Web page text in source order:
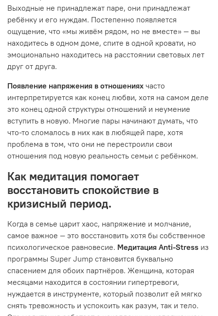
Выходные не принадлежат паре, они принадлежат
ребёнку и его нуждам. Постепенно появляется
ощущение, что «мы живём рядом, но не вместе» — вы
находитесь в одном доме, спите в одной кровати, но
эмоционально находитесь на расстоянии световых лет
друг от друга.
Появление напряжения в отношениях часто
интерпретируется как конец любви, хотя на самом деле
это конец одной структуры отношений и неумение
вступить в новую. Многие пары начинают думать, что
что-то сломалось в них как в любящей паре, хотя
проблема в том, что они не перестроили свои
отношения под новую реальность семьи с ребёнком.
Как медитация помогает
восстановить спокойствие в
кризисный период.
Когда в семье царит хаос, напряжение и молчание,
самое важное — это восстановить хотя бы собственное
психологическое равновесие. Медитация Anti-Stress из
программы Super Jump становится буквально
спасением для обоих партнёров. Женщина, которая
месяцами находится в состоянии гипертревоги,
нуждается в инструменте, который позволит ей мягко
снять тревожность и успокоить как разум, так и тело.